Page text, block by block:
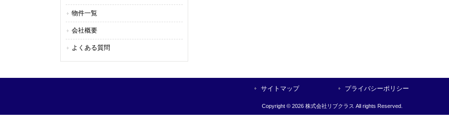
物件一覧
会社概要
よくある質問
サイトマップ プライバシーポリシー
Copyright © 2026 株式会社リブクラス All rights Reserved.